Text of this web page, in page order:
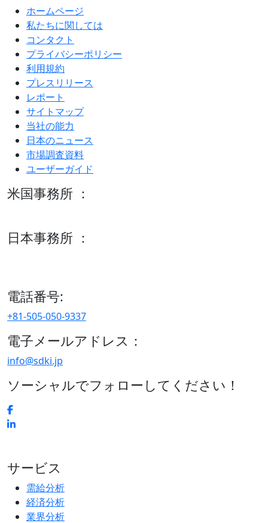
ホームページ
私たちに関しては
コンタクト
プライバシーポリシー
利用規約
プレスリリース
レポート
サイトマップ
当社の能力
日本のニュース
市場調査資料
ユーザーガイド
米国事務所 ：
日本事務所 ：
電話番号:
+81-505-050-9337
電子メールアドレス：
info@sdki.jp
ソーシャルでフォローしてください！
サービス
需給分析
経済分析
業界分析